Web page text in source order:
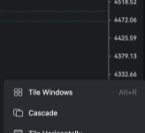
劳动力供应减少
水平仍高于目标
验表明，过早放